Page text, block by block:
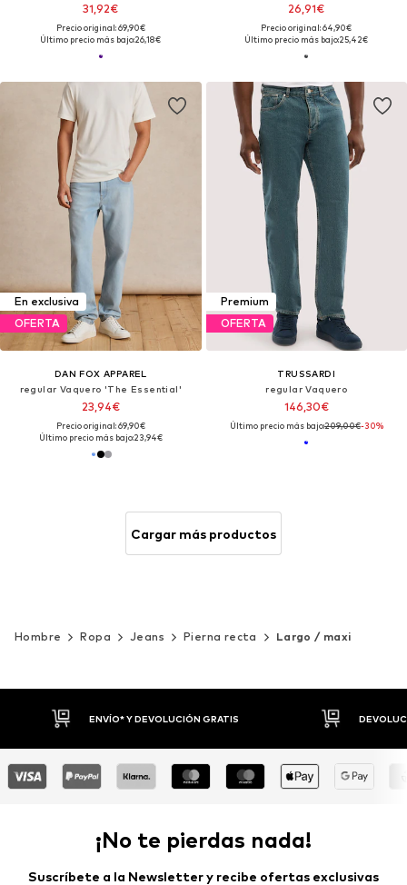
31,92€
Precio original: 69,90€
Último precio más bajo:26,18€
26,91€
Precio original: 64,90€
Último precio más bajo:25,42€
En exclusiva
OFERTA
DAN FOX APPAREL
regular Vaquero 'The Essential'
23,94€
Precio original: 69,90€
Último precio más bajo:23,94€
Premium
OFERTA
TRUSSARDI
regular Vaquero
146,30€
Último precio más bajo:209,00€-30%
Cargar más productos
Hombre Ropa Jeans Pierna recta Largo / maxi
DEVOLUCIONES HASTA 30 DÍAS
¡No te pierdas nada!
Suscríbete a la Newsletter y recibe ofertas exclusivas